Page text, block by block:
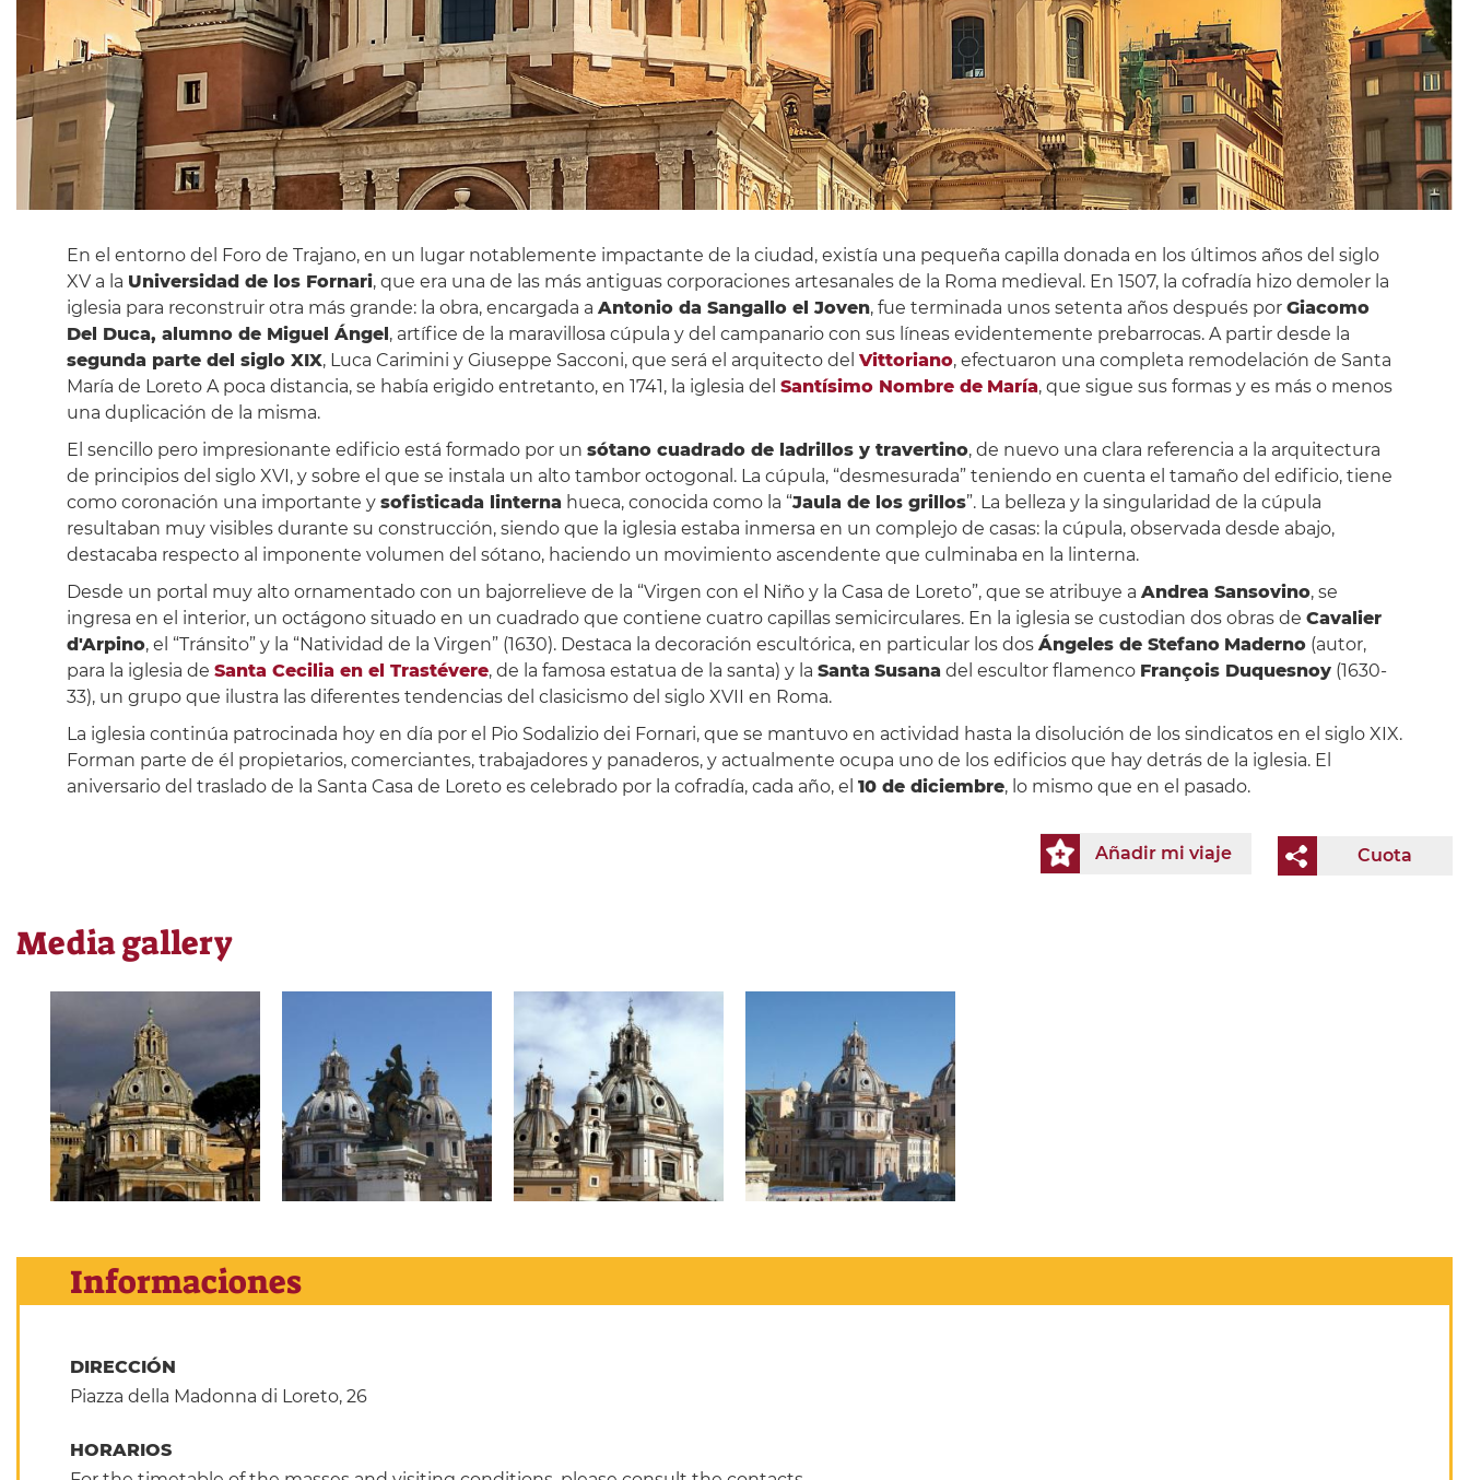
En el entorno del Foro de Trajano, en un lugar notablemente impactante de la ciudad, existía una pequeña capilla donada en los últimos años del siglo
XV a la Universidad de los Fornari, que era una de las más antiguas corporaciones artesanales de la Roma medieval. En 1507, la cofradía hizo demoler la
iglesia para reconstruir otra más grande: la obra, encargada a Antonio da Sangallo el Joven, fue terminada unos setenta años después por Giacomo
Del Duca, alumno de Miguel Ángel, artífice de la maravillosa cúpula y del campanario con sus líneas evidentemente prebarrocas. A partir desde la
segunda parte del siglo XIX, Luca Carimini y Giuseppe Sacconi, que será el arquitecto del Vittoriano, efectuaron una completa remodelación de Santa
María de Loreto A poca distancia, se había erigido entretanto, en 1741, la iglesia del Santísimo Nombre de María, que sigue sus formas y es más o menos
una duplicación de la misma.
El sencillo pero impresionante edificio está formado por un sótano cuadrado de ladrillos y travertino, de nuevo una clara referencia a la arquitectura
de principios del siglo XVI, y sobre el que se instala un alto tambor octogonal. La cúpula, “desmesurada” teniendo en cuenta el tamaño del edificio, tiene
como coronación una importante y sofisticada linterna hueca, conocida como la “Jaula de los grillos”. La belleza y la singularidad de la cúpula
resultaban muy visibles durante su construcción, siendo que la iglesia estaba inmersa en un complejo de casas: la cúpula, observada desde abajo,
destacaba respecto al imponente volumen del sótano, haciendo un movimiento ascendente que culminaba en la linterna.
Desde un portal muy alto ornamentado con un bajorrelieve de la “Virgen con el Niño y la Casa de Loreto”, que se atribuye a Andrea Sansovino, se
ingresa en el interior, un octágono situado en un cuadrado que contiene cuatro capillas semicirculares. En la iglesia se custodian dos obras de Cavalier
d'Arpino, el “Tránsito” y la “Natividad de la Virgen” (1630). Destaca la decoración escultórica, en particular los dos Ángeles de Stefano Maderno(autor,
para la iglesia de Santa Cecilia en el Trastévere, de la famosa estatua de la santa) y la Santa Susana del escultor flamenco François Duquesnoy(1630-
33), un grupo que ilustra las diferentes tendencias del clasicismo del siglo XVII en Roma.
La iglesia continúa patrocinada hoy en día por el Pio Sodalizio dei Fornari, que se mantuvo en actividad hasta la disolución de los sindicatos en el siglo XIX.
Forman parte de él propietarios, comerciantes, trabajadores y panaderos, y actualmente ocupa uno de los edificios que hay detrás de la iglesia. El
aniversario del traslado de la Santa Casa de Loreto es celebrado por la cofradía, cada año, el 10 de diciembre, lo mismo que en el pasado.
Cuota
Añadir mi viaje
Media gallery
Informaciones
DIRECCIÓN
Piazza della Madonna di Loreto, 26
HORARIOS